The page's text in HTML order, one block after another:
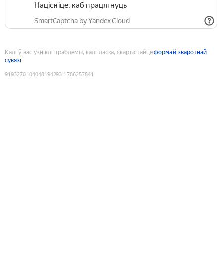
Націсніце, каб працягнуць
SmartCaptcha by Yandex Cloud
Калі ў вас узніклі праблемы, калі ласка, скарыстайцеформай зваротнай
сувязі
9193270104048194293:1786257841